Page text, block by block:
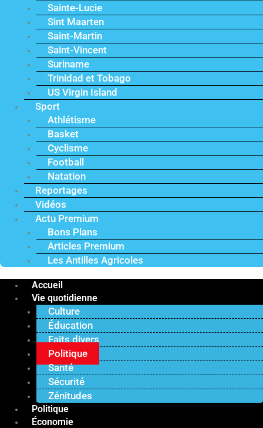
Sainte-Lucie
Sint Maarten
Saint-Martin
Saint-Vincent
Suriname
Trinidad et Tobago
US Virgin Island
Sport
Athlétisme
Basket
Cyclisme
Football
Natation
Reportages
Vidéos
Actu Premium
Bons Plans
Articles Premium
Les Antilles Agricoles
Accueil
Vie quotidienne
Culture
Éducation
Faits divers
Politique
Santé
Sécurité
Zénitudes
Politique
Économie